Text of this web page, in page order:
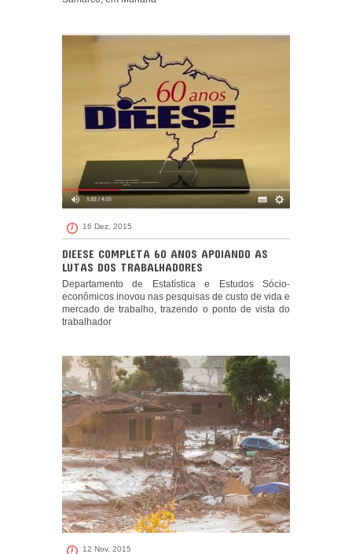
16 Dez, 2015
DIEESE COMPLETA 60 ANOS APOIANDO AS
LUTAS DOS TRABALHADORES
Departamento de Estatística e Estudos Sócio-
econômicos inovou nas pesquisas de custo de vida e
mercado de trabalho, trazendo o ponto de vista do
trabalhador
12 Nov, 2015